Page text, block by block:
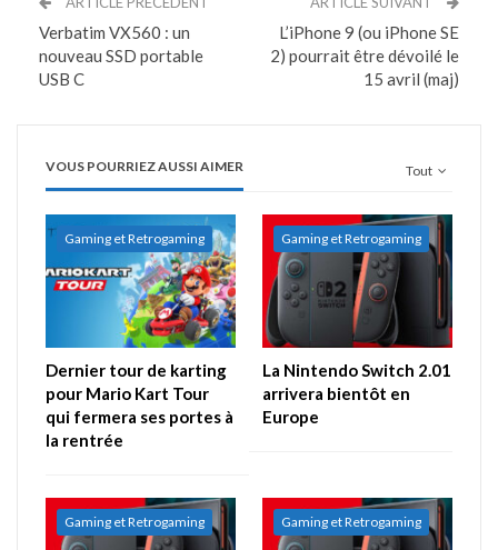
Verbatim VX560 : un
nouveau SSD portable
USB C
L’iPhone 9 (ou iPhone SE
2) pourrait être dévoilé le
15 avril (maj)
Tout
VOUS POURRIEZ AUSSI AIMER
Gaming et Retrogaming
Dernier tour de karting
pour Mario Kart Tour
qui fermera ses portes à
la rentrée
Gaming et Retrogaming
La Nintendo Switch 2.01
arrivera bientôt en
Europe
Gaming et Retrogaming Gaming et Retrogaming